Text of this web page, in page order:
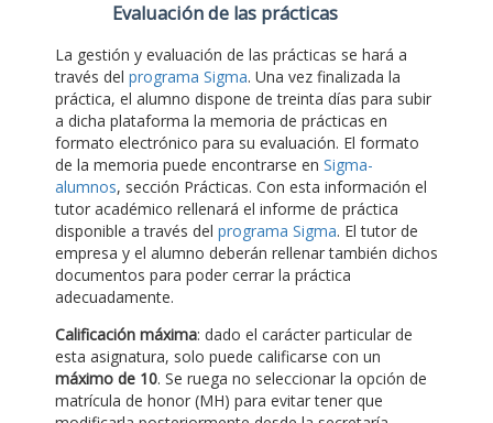
Evaluación de las prácticas
La gestión y evaluación de las prácticas se hará a
través del programa Sigma. Una vez finalizada la
práctica, el alumno dispone de treinta días para subir
a dicha plataforma la memoria de prácticas en
formato electrónico para su evaluación. El formato
de la memoria puede encontrarse en Sigma-
alumnos, sección Prácticas. Con esta información el
tutor académico rellenará el informe de práctica
disponible a través del programa Sigma. El tutor de
empresa y el alumno deberán rellenar también dichos
documentos para poder cerrar la práctica
adecuadamente.
Calificación máxima: dado el carácter particular de
esta asignatura, solo puede calificarse con un
máximo de 10. Se ruega no seleccionar la opción de
matrícula de honor (MH) para evitar tener que